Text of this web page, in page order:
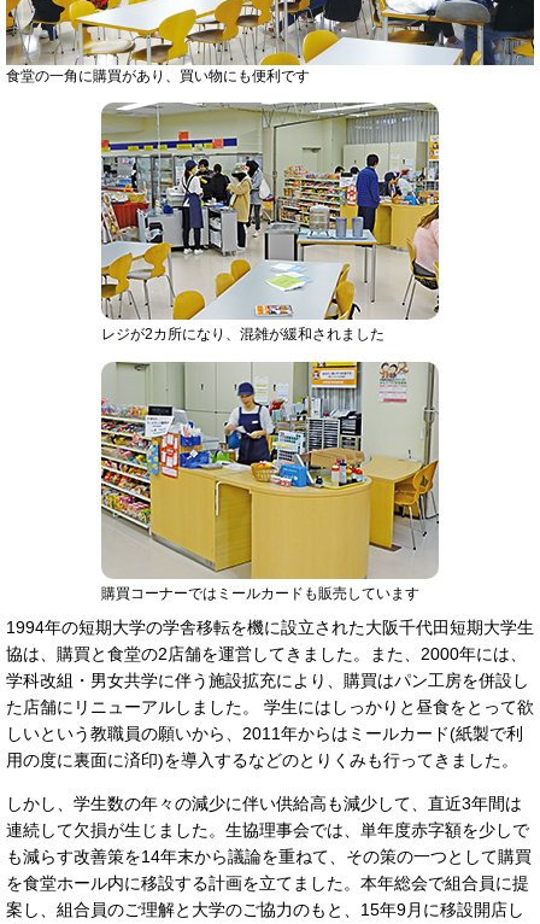
食堂の一角に購買があり、買い物にも便利です
レジが2カ所になり、混雑が緩和されました
購買コーナーではミールカードも販売しています
1994年の短期大学の学舎移転を機に設立された大阪千代田短期大学生
協は、購買と食堂の2店舗を運営してきました。また、2000年には、
学科改組・男女共学に伴う施設拡充により、購買はパン工房を併設し
た店舗にリニューアルしました。 学生にはしっかりと昼食をとって欲
しいという教職員の願いから、2011年からはミールカード(紙製で利
用の度に裏面に済印)を導入するなどのとりくみも行ってきました。
しかし、学生数の年々の減少に伴い供給高も減少して、直近3年間は
連続して欠損が生じました。生協理事会では、単年度赤字額を少しで
も減らす改善策を14年末から議論を重ねて、その策の一つとして購買
を食堂ホール内に移設する計画を立てました。本年総会で組合員に提
案し、組合員のご理解と大学のご協力のもと、15年9月に移設開店し